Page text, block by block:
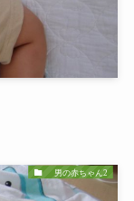
男の赤ちゃん2